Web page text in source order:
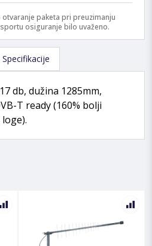
otvaranje paketa pri preuzimanju
osiguranje bilo uvaženo.
Specifikacije
db, dužina 1285mm,
T ready (160% bolji